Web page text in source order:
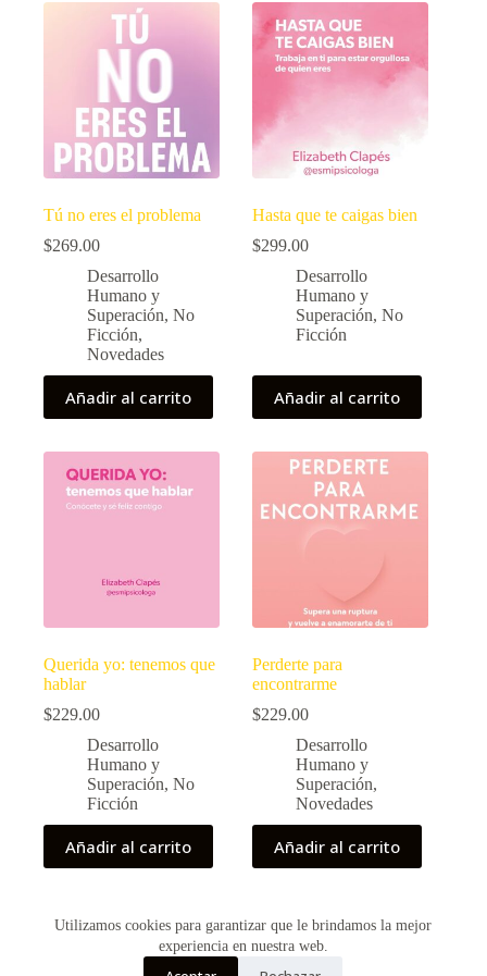
Utilizamos cookies para garantizar que le brindamos la mejor
experiencia en nuestra web.
Tú no eres el problema
$269.00
Desarrollo
Humano y
Superación, No
Ficción,
Novedades
Añadir al carrito
Hasta que te caigas bien
$299.00
Desarrollo
Humano y
Superación,No
Ficción
Añadir al carrito
Querida yo: tenemos que
hablar
$229.00
Desarrollo
Humano y
Superación, No
Ficción
Añadir al carrito
Perderte para
encontrarme
$229.00
Desarrollo
Humano y
Superación,
Novedades
Añadir al carrito
Copyright © 2026 - Creado por Historias de Bolsillo